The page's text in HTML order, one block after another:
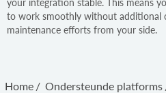
to work smoothly without additional
maintenance efforts from your side.
Home / Ondersteunde platforms